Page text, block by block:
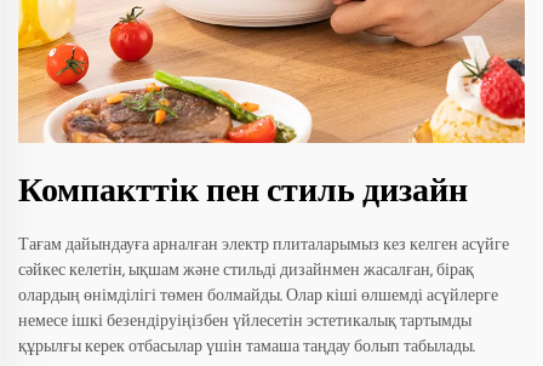
Компакттік пен стиль дизайн
Тағам дайындауға арналған электр плиталарымыз кез келген асүйге
сәйкес келетін, ықшам және стильді дизайнмен жасалған, бірақ
олардың өнімділігі төмен болмайды. Олар кіші өлшемді асүйлерге
немесе ішкі безендіруіңізбен үйлесетін эстетикалық тартымды
құрылғы керек отбасылар үшін тамаша таңдау болып табылады.